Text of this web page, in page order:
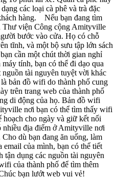
các loại cà phê và trà đặc
hàng. Nếu bạn đang tìm
Thư viện Công cộng Amityville
bước vào cửa. Họ có chỗ
tĩnh, và một bộ sưu tập lớn sách
cần một chút thời gian nghỉ
tính, bạn có thể đi dạo qua
tài nguyên tuyệt vời khác
bản đồ wifi do thành phố cung
trên trang web của thành phố
di động của họ. Bản đồ wifi
nơi bạn có thể tìm thấy wifi
hoạch cho ngày và giữ kết nối
địa điểm ở Amityville nơi
dù bạn đang ăn uống, làm
của mình, bạn có thể tiết
tận dụng các nguồn tài nguyên
của thành phố để tìm thêm
bạn lướt web vui vẻ!